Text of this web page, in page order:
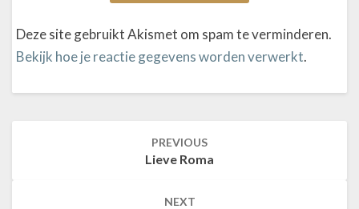
Deze site gebruikt Akismet om spam te verminderen.
Bekijk hoe je reactie gegevens worden verwerkt.
PREVIOUS
Lieve Roma
NEXT